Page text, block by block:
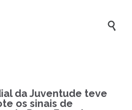

da Juventude teve
os sinais de